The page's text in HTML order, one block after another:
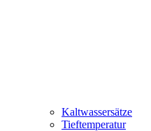
Kaltwassersätze
Tieftemperatur